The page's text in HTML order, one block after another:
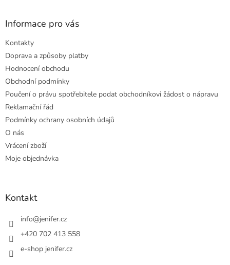
Informace pro vás
Kontakty
Doprava a způsoby platby
Hodnocení obchodu
Obchodní podmínky
Poučení o právu spotřebitele podat obchodníkovi žádost o nápravu
Reklamační řád
Podmínky ochrany osobních údajů
O nás
Vrácení zboží
Moje objednávka
Kontakt
info@jenifer.cz
+420 702 413 558
e-shop jenifer.cz